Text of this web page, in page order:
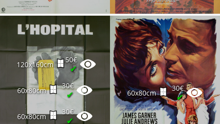
120x160cm
50€
✔
60x80cm
30€
✔
60x80cm
30€
✔
60x80cm
30€
✔